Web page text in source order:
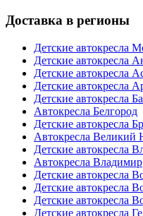
Доставка в регионы
Детские автокресла
Детские автокресла
Детские автокресла
Детские автокресла
Детские автокресла
Автокресла Белгород
Детские автокресла
Автокресла Великий
Детские автокресла
Автокресла Владимир
Детские автокресла
Детские автокресла
Детские автокресла
Детские автокресла